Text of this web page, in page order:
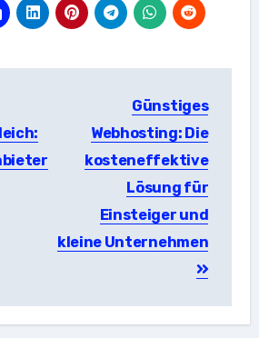
Günstiges
Webhosting: Die
kosteneffektive
Lösung für
Einsteiger und
kleine Unternehmen